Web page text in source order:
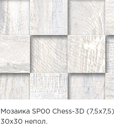
Мозаика SP00 Chess-3D (7,5x7,5)
30x30 непол.